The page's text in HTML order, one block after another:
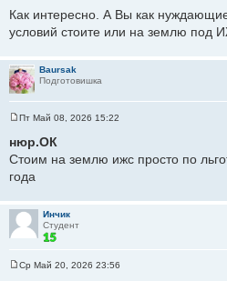
понять, можно ли вложить их в
использовать как
Дозвониться три дня не могу по
съездить нет возможности
Как интересно. А Вы как
условий стоите или на землю под
Baursak
Подготовишка
о
б
е
и
е
Пт Май 08, 2026 15:22
нюр.ОК
Стоим на землю ижс просто по
года
Инчик
Студент
Ср Май 20, 2026 23:56